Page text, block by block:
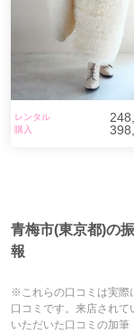
レンタル
購入
青梅市(東京都)の
報
※これらの口コミは実際
口コミです。来店され
いただいた口コミの加筆